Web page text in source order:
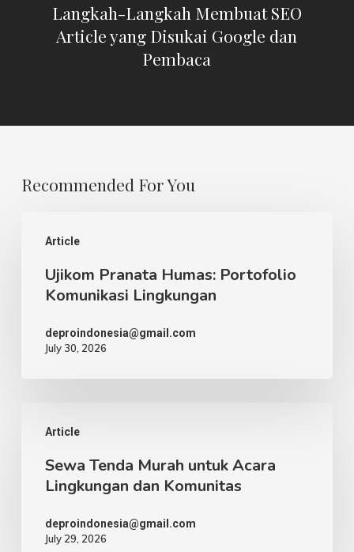
Langkah-Langkah Membuat SEO
Article yang Disukai Google dan
Pembaca
Recommended For You
Article
Pranata
Humas:
Portofolio
Komunikasi
Lingkungan
Ujikom Pranata Humas: Portofolio
Komunikasi Lingkungan
deproindonesia@gmail.com
July 30, 2026
Article
Tenda
Murah
untuk
Acara
Lingkungan
Sewa Tenda Murah untuk Acara
Lingkungan dan Komunitas
deproindonesia@gmail.com
July 29, 2026